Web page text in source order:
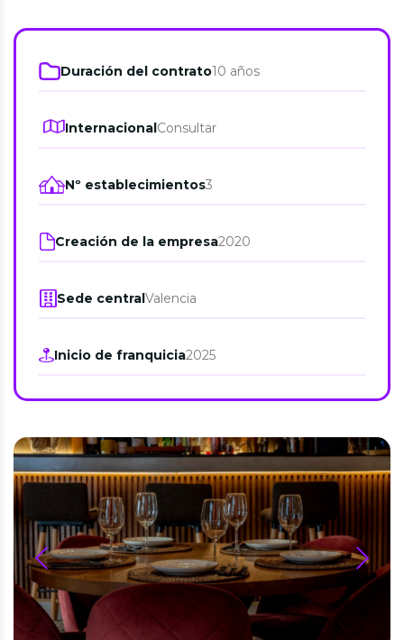
Duración del contrato10 años
InternacionalConsultar
Nº establecimientos3
Creación de la empresa2020
Sede centralValencia
Inicio de franquicia2025
prev next